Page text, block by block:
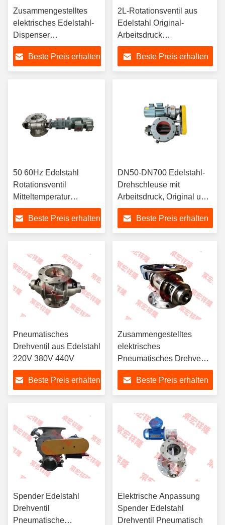
Zusammengestelltes
elektrisches Edelstahl-
Dispenser
Pneumatisches
Drehventil
Beste Preis erhalten
2L-Rotationsventil aus
Edelstahl Original-
Arbeitsdruck
Materialentladung
Konzipiert für den Betrieb
und die
Beste Preis erhalten
50 60Hz Edelstahl
Rotationsventil
Mitteltemperatur
Edelstahl
Schraubförderer für
mittlere Temperatur
Beste Preis erhalten
DN50-DN700 Edelstahl-
Drehschleuse mit
Arbeitsdruck, Original und
Volumen 4L für präzise
Materialdosierung
Beste Preis erhalten
Pneumatisches
Drehventil aus Edelstahl
220V 380V 440V
Beste Preis erhalten
Zusammengestelltes
elektrisches
Pneumatisches Drehventil
aus Edelstahl DN50-
DN700Beste Preis erhalten
Spender Edelstahl
Drehventil
Pneumatische
Elektrische Anpassung
Spender Edelstahl
Drehventil Pneumatisch